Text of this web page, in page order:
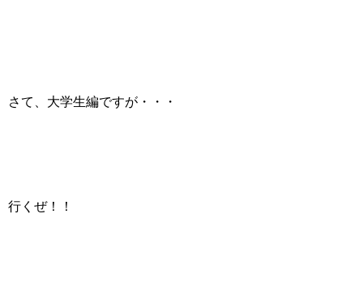
さて、大学生編ですが・・・
行くぜ！！